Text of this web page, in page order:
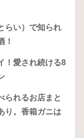
らい）で知られ
！
！愛され続ける8
られるお店まと
り。香箱ガニは